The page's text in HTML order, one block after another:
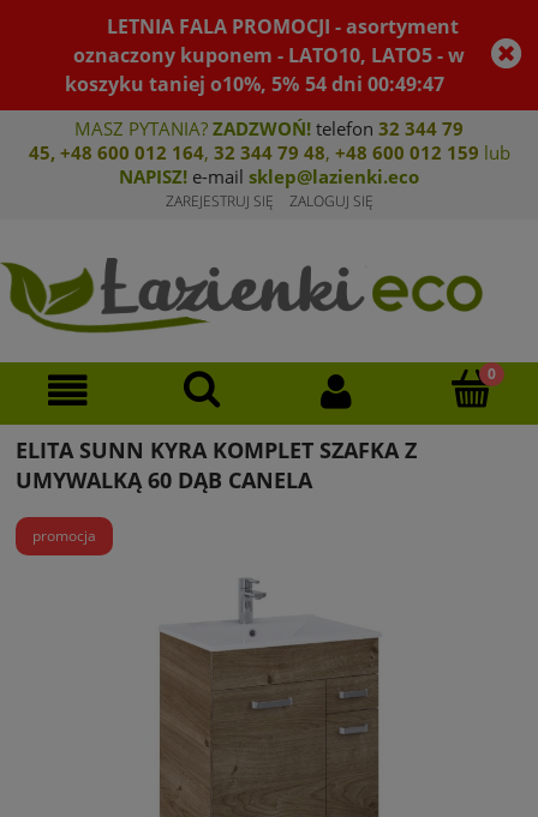
LETNIA FALA PROMOCJI - asortyment
oznaczony kuponem - LATO10, LATO5 - w
koszyku taniej o10%, 5% 54dni00:49:47
MASZ PYTANIA? ZADZWOŃ! telefon 32 344 79
45, +48 600 012 164, 32 344 79 48, +48 600 012 159 lub
NAPISZ! e-mail sklep@lazienki.eco
ZAREJESTRUJ SIĘ ZALOGUJ SIĘ
ELITA SUNN KYRA KOMPLET SZAFKA Z
UMYWALKĄ 60 DĄB CANELA
promocja